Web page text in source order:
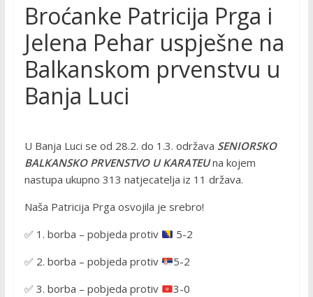
Broćanke Patricija Prga i
Jelena Pehar uspješne na
Balkanskom prvenstvu u
Banja Luci
U Banja Luci se od 28.2. do 1.3. održava SENIORSKO
BALKANSKO PRVENSTVO U KARATEU na kojem
nastupa ukupno 313 natjecatelja iz 11 država.
Naša Patricija Prga osvojila je srebro!
✅1. borba – pobjeda protiv
5-2
✅2. borba – pobjeda protiv
5-2
✅3. borba – pobjeda protiv
3-0